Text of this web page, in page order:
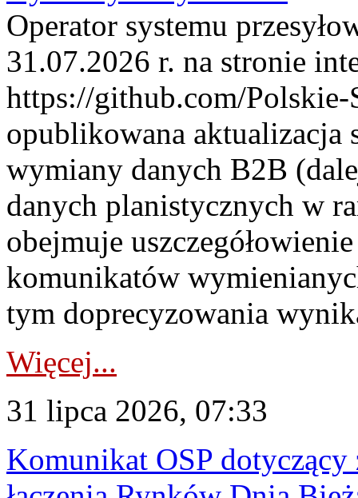
Operator systemu
31.07.2026 r. na stronie
https://github.com/Polskie-
opublikowana aktualizacja
wymiany danych B2B
danych planistycznych w
obejmuje
komunikatów
tym doprecyzowania
Więcej...
31 lipca 2026, 07:33
Komunikat OSP dotyczący